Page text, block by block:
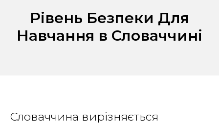
Рівень Безпеки Для
Навчання в Словаччині
Словаччина вирізняється